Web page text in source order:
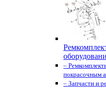
–
покрасочным
– Запчасти и